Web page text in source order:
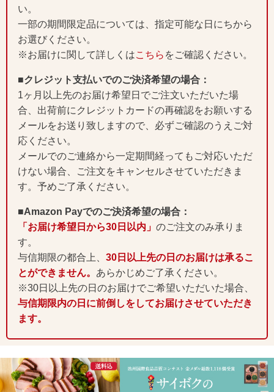
い。
一部の期間限定品については、指定可能な日にちから
お選びください。
※お届けに関して詳しくはこちら をご確認ください。
■クレジット支払いでのご決済希望の場合：
1ヶ月以上先のお届け希望日でご注文いただいた場
合、出荷前にクレジットカードの再確認をお願いする
メールをお送り致しますので、必ずご確認のうえご対
応ください。
メールでのご連絡から一定期間経ってもご対応いただ
けない場合、ご注文をキャンセルさせていただきま
す。予めご了承ください。
■Amazon Payでのご決済希望の場合：
「お届け希望日から30日以内」のご注文のみ承りま
す。
与信期限の都合上、30日以上先の日のお届けは承るこ
とができません。 あらかじめご了承ください。
※30日以上先の日のお届けでご希望いただいた場合、
与信期限内の日に前倒しをしてお届けさせていただき
ます。